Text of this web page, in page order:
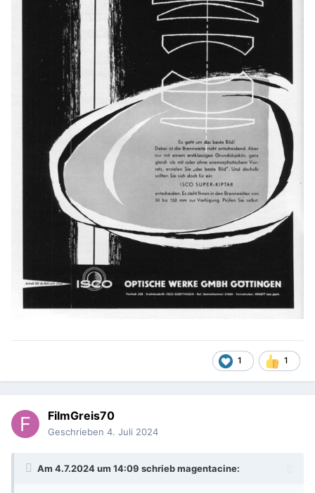
1 1
FilmGreis70
Geschrieben 4. Juli 2024
Am 4.7.2024 um 14:09 schriebmagentacine: